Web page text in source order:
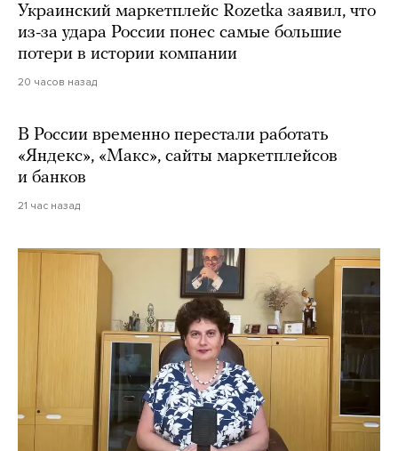
Украинский маркетплейс Rozetka заявил, что
из-за удара России понес самые большие
потери в истории компании
20 часов назад
В России временно перестали работать
«Яндекс», «Макс», сайты маркетплейсов
и банков
21 час назад